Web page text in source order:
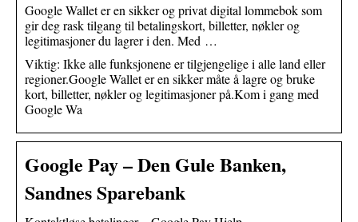
Google Wallet er en sikker og privat digital lommebok som
gir deg rask tilgang til betalingskort, billetter, nøkler og
legitimasjoner du lagrer i den. Med …
Viktig: Ikke alle funksjonene er tilgjengelige i alle land eller
regioner.Google Wallet er en sikker måte å lagre og bruke
kort, billetter, nøkler og legitimasjoner på.Kom i gang med
Google Wa
Google Pay – Den Gule Banken,
Sandnes Sparebank